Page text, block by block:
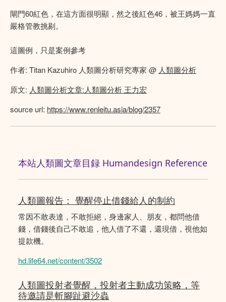
閘門60紅色，在這方面很明顯，然之後紅色46，被王媽媽一直
嚴格管教挑剔。
這圖例，只是案例參考
作者: Titan Kazuhiro 人類圖分析研究專家 @ 人類圖分析
原文: 人類圖分析文章:人類圖分析 王力宏
source url: https://www.renleitu.asia/blog/2357
本站人類圖文章目録 Humandesign Reference
人類圖報告： 覺醒停止借錢給人的制約
常因不敢表達，不敢拒絕，身邊家人、朋友，都問他借
錢，借錢後自己不敢追，他人借了不還，還現借，視他如
提款機。
hd.life64.net/content/3502
人類圖投射者覺醒，投射者主動成功策略，等
待邀請是斬腳趾避沙蟲